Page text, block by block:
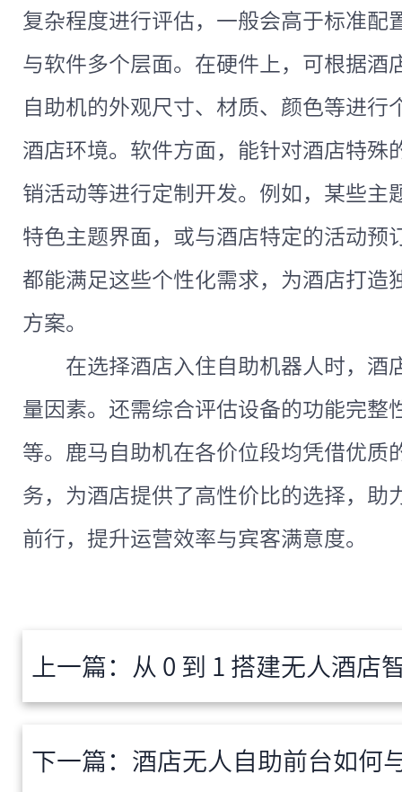
复杂程度进行评估，一般会高于标准配
与软件多个层面。在硬件上，可根据酒
自助机的外观尺寸、材质、颜色等进行
酒店环境。软件方面，能针对酒店特殊
销活动等进行定制开发。例如，某些主
特色主题界面，或与酒店特定的活动预
都能满足这些个性化需求，为酒店打造
方案。
在选择酒店入住自助机器人时，酒
量因素。还需综合评估设备的功能完整
等。鹿马自助机在各价位段均凭借优质
务，为酒店提供了高性价比的选择，助
前行，提升运营效率与宾客满意度。
上一篇： 从 0 到 1 搭建无人酒店智能前
下一篇： 酒店无人自助前台如何与 PMS